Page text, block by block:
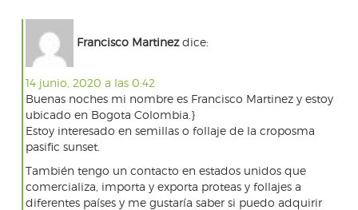
Francisco Martinez dice:
14 junio, 2020 a las 0:42
Buenas noches mi nombre es Francisco Martinez y estoy
ubicado en Bogota Colombia.}
Estoy interesado en semillas o follaje de la croposma
pasific sunset.
También tengo un contacto en estados unidos que
comercializa, importa y exporta proteas y follajes a
diferentes países y me gustaría saber si puedo adquirir